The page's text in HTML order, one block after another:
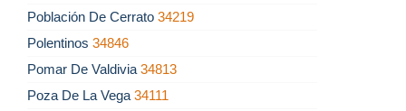
Población De Cerrato 34219
Polentinos 34846
Pomar De Valdivia 34813
Poza De La Vega 34111